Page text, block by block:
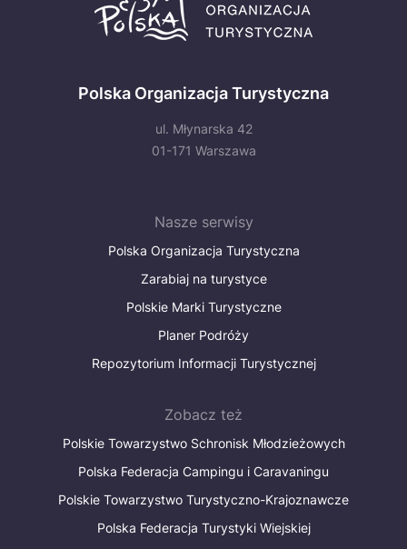
Polska Organizacja Turystyczna
ul. Młynarska 42
01-171 Warszawa
Nasze serwisy
Polska Organizacja Turystyczna
Zarabiaj na turystyce
Polskie Marki Turystyczne
Planer Podróży
Repozytorium Informacji Turystycznej
Zobacz też
Polskie Towarzystwo Schronisk Młodzieżowych
Polska Federacja Campingu i Caravaningu
Polskie Towarzystwo Turystyczno-Krajoznawcze
Polska Federacja Turystyki Wiejskiej